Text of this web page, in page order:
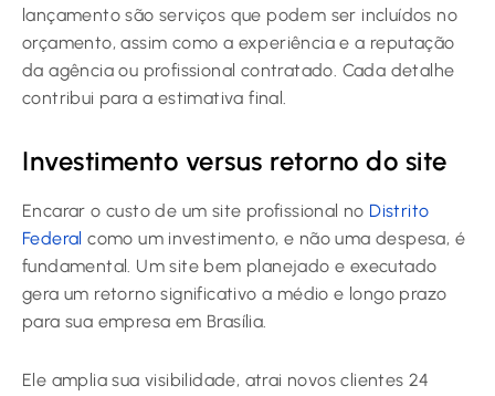
lançamento são serviços que podem ser incluídos no
orçamento, assim como a experiência e a reputação
da agência ou profissional contratado. Cada detalhe
contribui para a estimativa final.
Investimento versus retorno do site
Encarar o custo de um site profissional no Distrito
Federal como um investimento, e não uma despesa, é
fundamental. Um site bem planejado e executado
gera um retorno significativo a médio e longo prazo
para sua empresa em Brasília.
Ele amplia sua visibilidade, atrai novos clientes 24